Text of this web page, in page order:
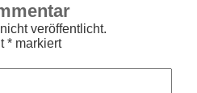
veröffentlicht.
*markiert